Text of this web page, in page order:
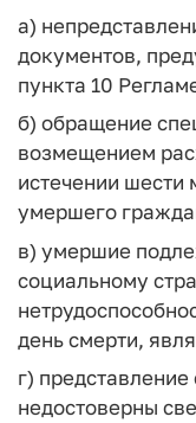
а)
документов,
пункта 10
б) обращение
возмещением
истечении шести
умершего
в) умершие
социальному
день смерти,
г)
недостоверны